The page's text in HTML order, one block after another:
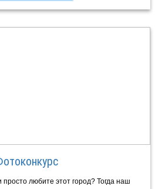
любите этот город? Тогда наш